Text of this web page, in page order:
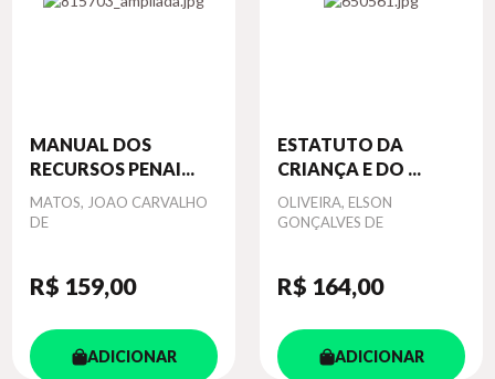
MANUAL DOS
RECURSOS PENAI...
Autor
MATOS, JOAO CARVALHO
DE
R$ 159,00
ADICIONAR
ESTATUTO DA
CRIANÇA E DO ...
Autor
OLIVEIRA, ELSON
GONÇALVES DE
R$ 164,00
ADICIONAR